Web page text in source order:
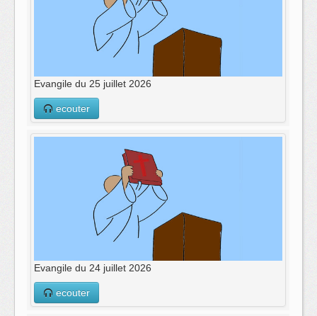
Evangile du 25 juillet 2026
ecouter
Evangile du 24 juillet 2026
ecouter